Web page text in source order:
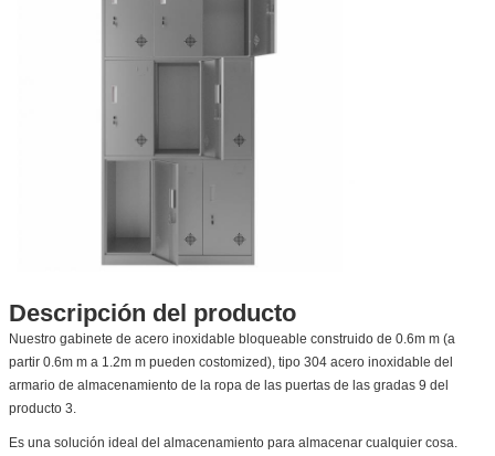
Descripción del producto
Nuestro gabinete de acero inoxidable bloqueable construido de 0.6m m (a
partir 0.6m m a 1.2m m pueden costomized), tipo 304 acero inoxidable del
armario de almacenamiento de la ropa de las puertas de las gradas 9 del
producto 3.
Es una solución ideal del almacenamiento para almacenar cualquier cosa.